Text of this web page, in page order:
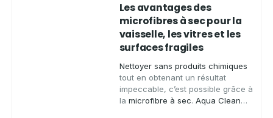
Les avantages des
microfibres à sec pour la
vaisselle, les vitres et les
surfaces fragiles
Nettoyer sans produits chimiques
tout en obtenant un résultat
impeccable, c’est possible grâce à
la microfibre à sec. Aqua Clean